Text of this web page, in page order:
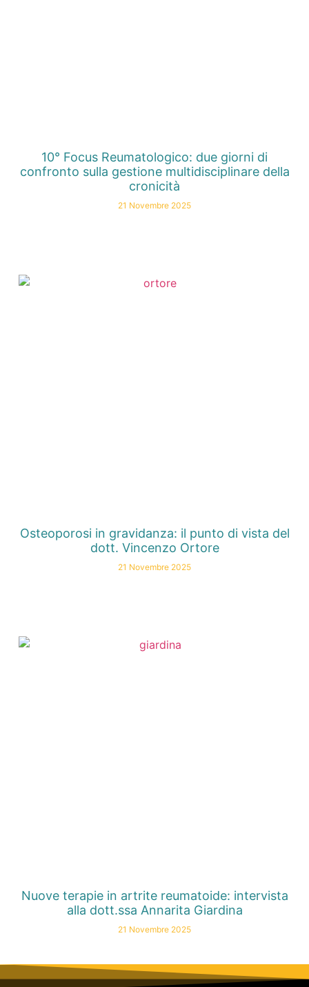
10° Focus Reumatologico: due giorni di
confronto sulla gestione multidisciplinare della
cronicità
21 Novembre 2025
Osteoporosi in gravidanza: il punto di vista del
dott. Vincenzo Ortore
21 Novembre 2025
Nuove terapie in artrite reumatoide: intervista
alla dott.ssa Annarita Giardina
21 Novembre 2025